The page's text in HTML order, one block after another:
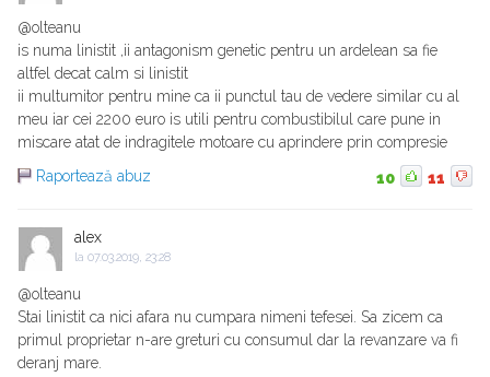
@olteanu
is numa linistit ,ii antagonism genetic pentru un ardelean sa fie
altfel decat calm si linistit
ii multumitor pentru mine ca ii punctul tau de vedere similar cu al
meu iar cei 2200 euro is utili pentru combustibilul care pune in
miscare atat de indragitele motoare cu aprindere prin compresie
Raportează abuz
10 11
alex
la 07.03.2019, 23:28
@olteanu
Stai linistit ca nici afara nu cumpara nimeni tefesei. Sa zicem ca
primul proprietar n-are greturi cu consumul dar la revanzare va fi
deranj mare.